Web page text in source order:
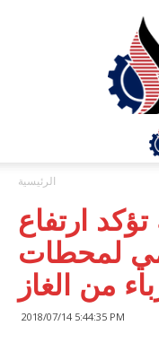
ONA™
/
أونا
الرئيسية
ارتفاع
لمحطات
من الغاز
2018/07/14 5:44:35 PM